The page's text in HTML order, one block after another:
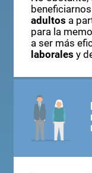
adultos a
para la
a ser más
laborales y